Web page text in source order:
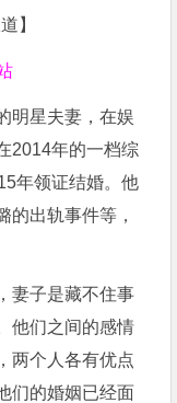
】
明星夫妻，在娱
2014年的一档综
年领证结婚。他
的出轨事件等，
妻子是藏不住事
他们之间的感情
两个人各有优点
们的婚姻已经面